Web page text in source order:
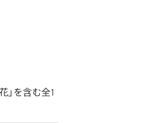
」を含む全1